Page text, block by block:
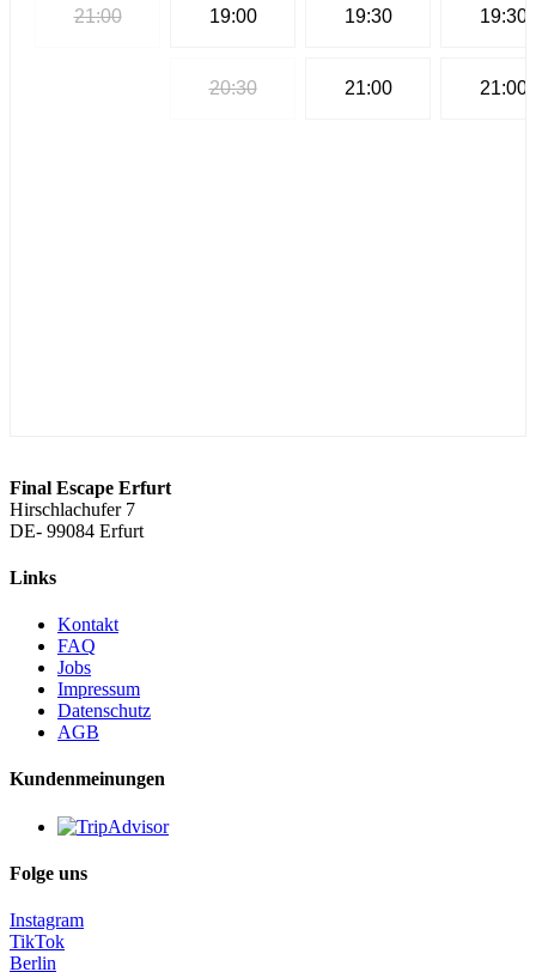
21:00 19:00
20:30
19:30
21:00
19:30
21:00
Final Escape Erfurt
Hirschlachufer 7
DE- 99084 Erfurt
Links
Kontakt
FAQ
Jobs
Impressum
Datenschutz
AGB
Kundenmeinungen
Folge uns
Instagram
TikTok
Berlin